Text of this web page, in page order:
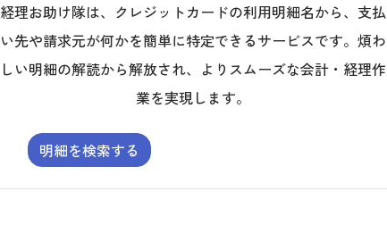
経理お助け隊は、クレジットカードの利用明細名から、支払
い先や請求元が何かを簡単に特定できるサービスです。煩わ
しい明細の解読から解放され、よりスムーズな会計・経理作
業を実現します。
明細を検索する